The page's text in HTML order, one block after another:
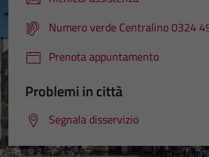
Numero verde Centralino 0324
Prenota appuntamento
Problemi in città
Segnala disservizio